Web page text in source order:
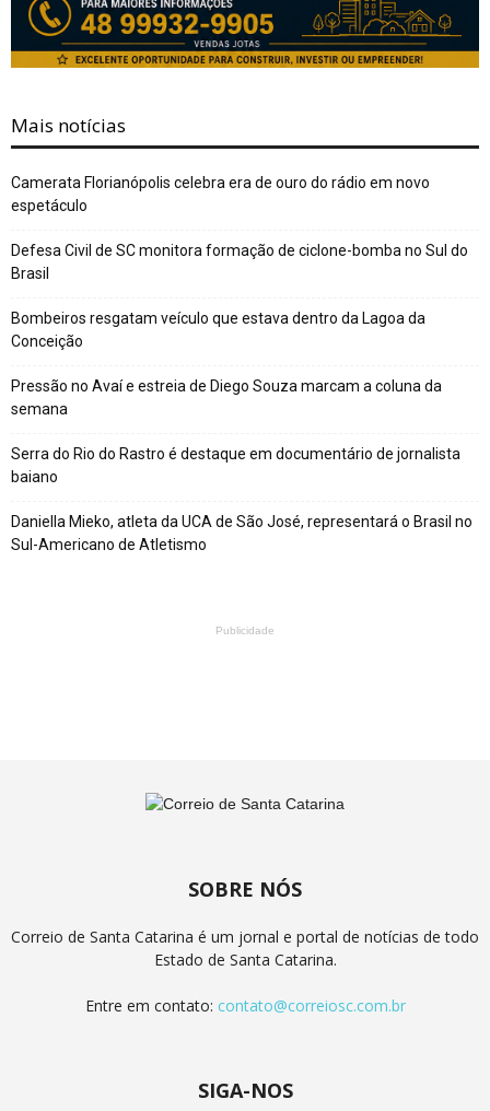
Mais notícias
Camerata Florianópolis celebra era de ouro do rádio em novo
espetáculo
Defesa Civil de SC monitora formação de ciclone-bomba no Sul do
Brasil
Bombeiros resgatam veículo que estava dentro da Lagoa da
Conceição
Pressão no Avaí e estreia de Diego Souza marcam a coluna da
semana
Serra do Rio do Rastro é destaque em documentário de jornalista
baiano
Daniella Mieko, atleta da UCA de São José, representará o Brasil no
Sul-Americano de Atletismo
Publicidade
SOBRE NÓS
Correio de Santa Catarina é um jornal e portal de notícias de todo
Estado de Santa Catarina.
Entre em contato: contato@correiosc.com.br
SIGA-NOS